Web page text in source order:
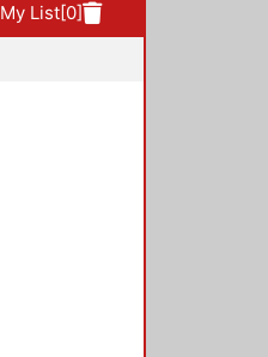
My List[0]